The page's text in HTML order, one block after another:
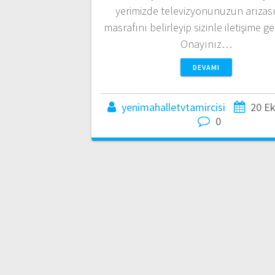
yerimizde televizyonunuzun
masrafını belirleyip sizinle iletişime
Onayınız…
DEVAMI
yenimahalletvtamircisi
20
0